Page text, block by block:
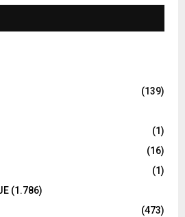
(139)
(1)
(16)
(1)
(1.786)
(473)